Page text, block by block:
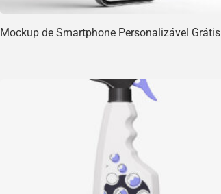
Mockup de Smartphone Personalizável Grátis